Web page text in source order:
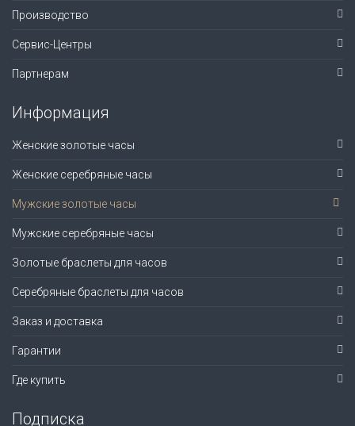
Производство
Сервис-Центры
Партнерам
Информация
Женские золотые часы
Женские серебряные часы
Мужские золотые часы
Мужские серебряные часы
Золотые браслеты для часов
Серебряные браслеты для часов
Заказ и доставка
Гарантии
Где купить
Подписка